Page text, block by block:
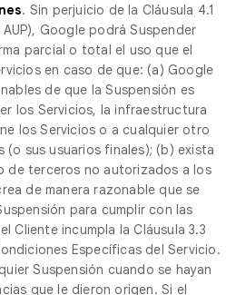
. Sin perjuicio de la Cláusula 4.1
Google podrá Suspender
parcial o total el uso que el
en caso de que: (a) Google
de que la Suspensión es
los Servicios, la infraestructura
los Servicios o a cualquier otro
(o sus usuarios finales); (b) exista
de terceros no autorizados a los
de manera razonable que se
para cumplir con las
Cliente incumpla la Cláusula 3.3
Específicas del Servicio.
Suspensión cuando se hayan
que le dieron origen. Si el